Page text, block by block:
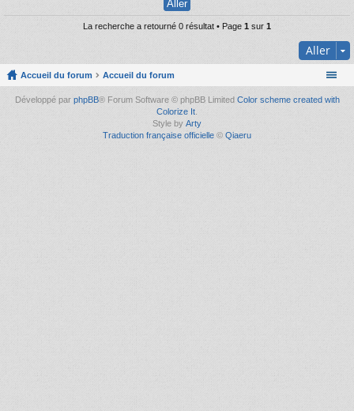
La recherche a retourné 0 résultat • Page 1 sur 1
Aller
Accueil du forum Accueil du forum
Développé par phpBB® Forum Software © phpBB Limited Color scheme created with
Colorize It
Style by Arty
Traduction française officielle © Qiaeru